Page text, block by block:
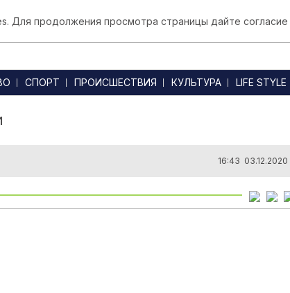
СПОРТ ПРОИСШЕСТВИЯ КУЛЬТУРА LIFE STYLE
16:43 03.12.2020
Для продолжения просмотра страницы дайте согласие